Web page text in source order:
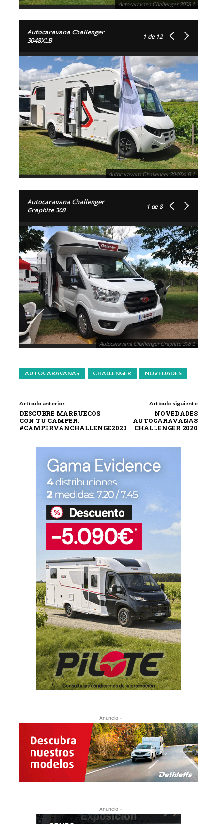
Autocaravana Challenger 3008 1
Autocaravana Challenger
3048XLB
1 de 12
Autocaravana Challenger 3048XLB 1
Autocaravana Challenger
Graphite 308
1 de 8
Autocaravana Challenger Graphite 308 1
AUTOCARAVANAS CHALLENGER NOVEDADES
Artículo anterior
DESCUBRE MARRUECOS
CON TU CAMPER:
#CAMPERVANCHALLENGE2020
Artículo siguiente
NOVEDADES
AUTOCARAVANAS
CHALLENGER 2020
- Anuncio -
- Anuncio -